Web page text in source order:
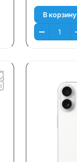
В корзину